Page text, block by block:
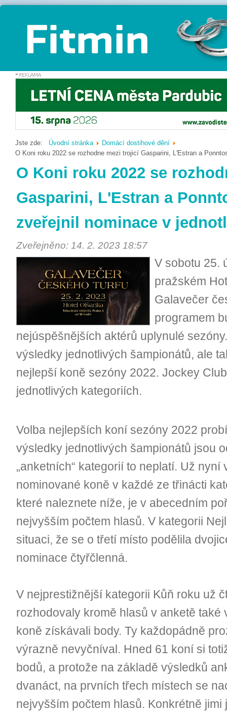
Jste zde: Úvodní stránka
Domácí dostihové dění
O Koni roku 2022 se rozhodne mezi trojicí Gasparini, L'Estran a
O Koni roku 2022 se
Gasparini, L'Estran a
zveřejnil nominace v
Zveřejněno: 14. 2. 2023 18:57
V sobotu 25.
pražském
Galavečer
programem
nejúspěšnějších aktérů uplynulé
výsledky jednotlivých šampionátů, ale
nejlepší koně sezóny 2022. Jockey
jednotlivých kategoriích.
Volba nejlepších koní sezóny 2022
výsledky jednotlivých šampionátů jsou
„anketních“ kategorií to neplatí. Už
nominované koně v každé ze třinácti
které naleznete níže, je v abecedním
nejvyšším počtem hlasů. V kategorii
situaci, že se o třetí místo podělila
nominace čtyřčlenná.
V nejprestižnější kategorii Kůň roku už
rozhodovaly kromě hlasů v anketě také
koně získávali body. Ty každopádně
výrazně nevyčníval. Hned 61 koní si
bodů, a protože na základě výsledků
dvanáct, na prvních třech místech se
nejvyšším počtem hlasů. Konkrétně